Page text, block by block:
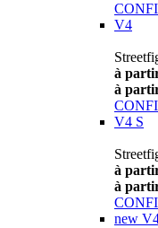
V4
à
à
V4 S
à
à
new